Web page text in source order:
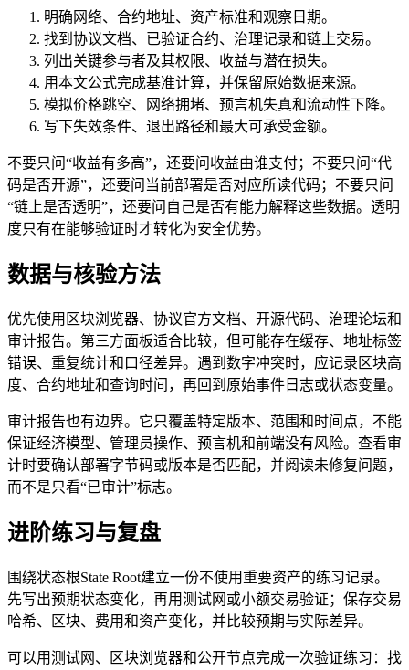
明确网络、合约地址、资产标准和观察日期。
找到协议文档、已验证合约、治理记录和链上交易。
列出关键参与者及其权限、收益与潜在损失。
用本文公式完成基准计算，并保留原始数据来源。
模拟价格跳空、网络拥堵、预言机失真和流动性下降。
写下失效条件、退出路径和最大可承受金额。
不要只问“收益有多高”，还要问收益由谁支付；不要只问“代
码是否开源”，还要问当前部署是否对应所读代码；不要只问
“链上是否透明”，还要问自己是否有能力解释这些数据。透明
度只有在能够验证时才转化为安全优势。
数据与核验方法
优先使用区块浏览器、协议官方文档、开源代码、治理论坛和
审计报告。第三方面板适合比较，但可能存在缓存、地址标签
错误、重复统计和口径差异。遇到数字冲突时，应记录区块高
度、合约地址和查询时间，再回到原始事件日志或状态变量。
审计报告也有边界。它只覆盖特定版本、范围和时间点，不能
保证经济模型、管理员操作、预言机和前端没有风险。查看审
计时要确认部署字节码或版本是否匹配，并阅读未修复问题，
而不是只看“已审计”标志。
进阶练习与复盘
围绕状态根State Root建立一份不使用重要资产的练习记录。
先写出预期状态变化，再用测试网或小额交易验证；保存交易
哈希、区块、费用和资产变化，并比较预期与实际差异。
可以用测试网、区块浏览器和公开节点完成一次验证练习：找